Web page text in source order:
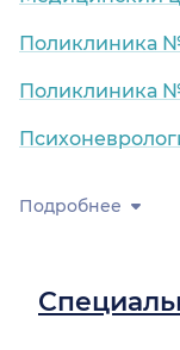
Поликлиника
Поликлиника
Подробнее